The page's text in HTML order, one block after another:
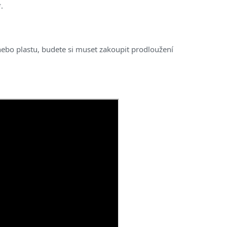
plastu, budete si muset zakoupit prodloužení